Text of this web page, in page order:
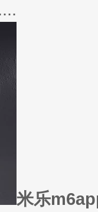
扮的重要